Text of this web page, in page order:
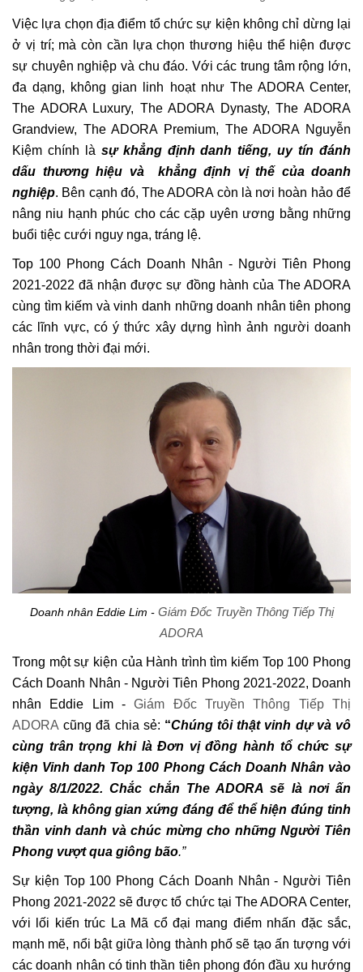
Việc lựa chọn địa điểm tổ chức sự kiện không chỉ dừng lại
ở vị trí; mà còn cần lựa chọn thương hiệu thể hiện được
sự chuyên nghiệp và chu đáo. Với các trung tâm rộng lớn,
đa dạng, không gian linh hoạt như The ADORA Center,
The ADORA Luxury, The ADORA Dynasty, The ADORA
Grandview, The ADORA Premium, The ADORA Nguyễn
Kiệm chính là sự khẳng định danh tiếng, uy tínđánh
dấu thương hiệu và khẳng định vị thế củadoanh
nghiệp. Bên cạnh đó, The ADORA còn là nơi hoàn hảo để
nâng niu hạnh phúc cho các cặp uyên ương bằng những
buổi tiệc cưới nguy nga, tráng lệ.
Top 100 Phong Cách Doanh Nhân - Người Tiên Phong
2021-2022 đã nhận được sự đồng hành của The ADORA
cùng tìm kiếm và vinh danh những doanh nhân tiên phong
các lĩnh vực, có ý thức xây dựng hình ảnh người doanh
nhân trong thời đại mới.
Doanh nhân Eddie Lim - Giám Đốc Truyền Thông Tiếp Thị
ADORA
Trong một sự kiện của Hành trình tìm kiếm Top 100 Phong
Cách Doanh Nhân - Người Tiên Phong 2021-2022, Doanh
nhân Eddie Lim -Giám Đốc Truyền Thông Tiếp Thị
ADORA cũng đã chia sẻ: “Chúng tôi thật vinh dự và vô
cùng trân trọng khi là Đơn vị đồng hành tổ chức sự
kiện Vinh danh Top 100 Phong Cách Doanh Nhân vào
ngày 8/1/2022. Chắc chắn The ADORA sẽ là nơi ấn
tượng, là không gian xứng đáng để thể hiện đúng tinh
thần vinh danh và chúc mừng cho những Người Tiên
Phong vượt qua giông bão.”
Sự kiện Top 100 Phong Cách Doanh Nhân - Người Tiên
Phong 2021-2022 sẽ được tổ chức tại The ADORA Center,
với lối kiến trúc La Mã cổ đại mang điểm nhấn đặc sắc,
mạnh mẽ, nổi bật giữa lòng thành phố sẽ tạo ấn tượng với
các doanh nhân có tinh thần tiên phong đón đầu xu hướng